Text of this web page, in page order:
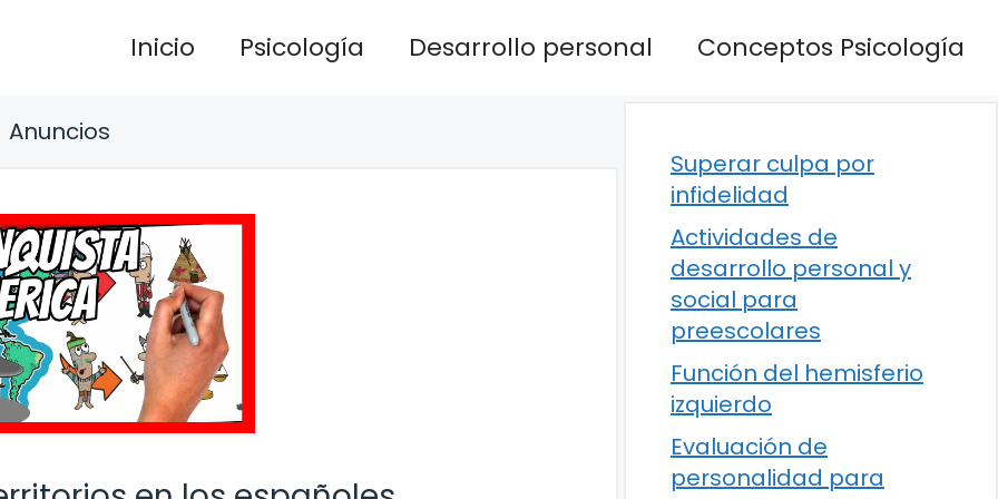
Inicio Psicología Desarrollo personal Conceptos Psicología
Anuncios
Superar culpa por
infidelidad
Actividades de
desarrollo personal y
social para
preescolares
Función del hemisferio
izquierdo
Evaluación de
personalidad para